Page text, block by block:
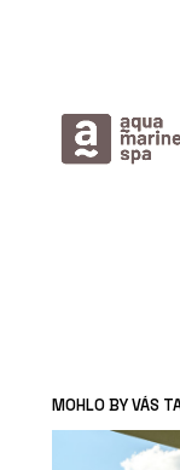
MOHLO BY VÁS